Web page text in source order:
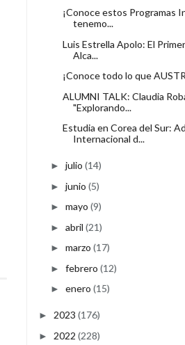
¡Conoce estos Programas
tenemo...
Luis Estrella Apolo: El
Alca...
¡Conoce todo lo que
ALUMNI TALK: Claudia
"Explorando...
Estudia en Corea del Sur:
Internacional d...
► julio (14)
► junio (5)
► mayo (9)
► abril (21)
► marzo (17)
► febrero (12)
► enero (15)
► 2023 (176)
► 2022 (228)